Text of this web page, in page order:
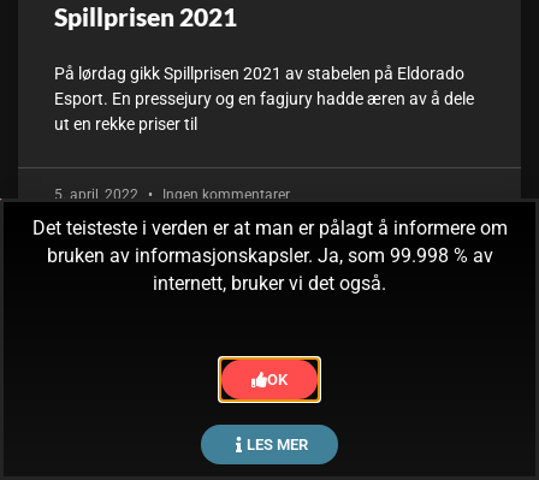
Spillprisen 2021
På lørdag gikk Spillprisen 2021 av stabelen på Eldorado
Esport. En pressejury og en fagjury hadde æren av å dele
ut en rekke priser til
5. april, 2022 Ingen kommentarer
Det teisteste i verden er at man er pålagt å informere om
bruken av informasjonskapsler. Ja, som 99.998 % av
internett, bruker vi det også.
OK
LES MER